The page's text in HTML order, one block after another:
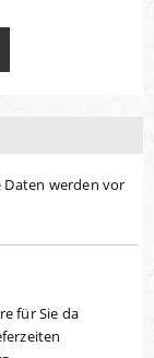
Daten werden vor
für Sie da